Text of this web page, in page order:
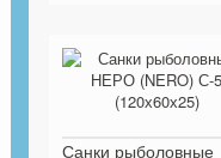
Санки рыболовные